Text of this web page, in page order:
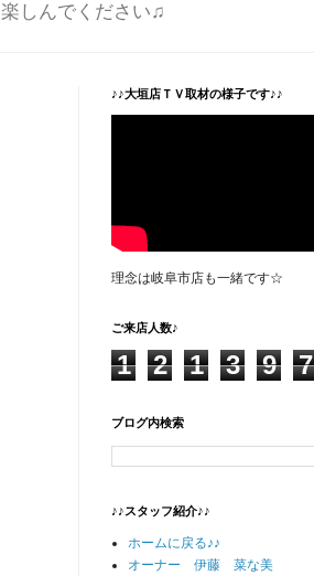
しんでください♫
♪♪大垣店ＴＶ取材の様子です♪♪
理念は岐阜市店も一緒です☆
ご来店人数♪
1 2 1 3 9 7
ブログ内検索
♪♪スタッフ紹介♪♪
ホームに戻る♪♪
オーナー 伊藤 菜な美